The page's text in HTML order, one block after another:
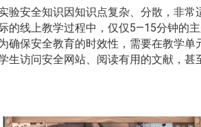
验安全知识因知识点复杂、分散，非
的线上教学过程中，仅仅5—15分钟的
确保安全教育的时效性，需要在教学
生访问安全网站、阅读有用的文献，甚